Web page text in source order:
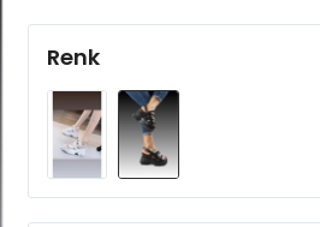
Renk